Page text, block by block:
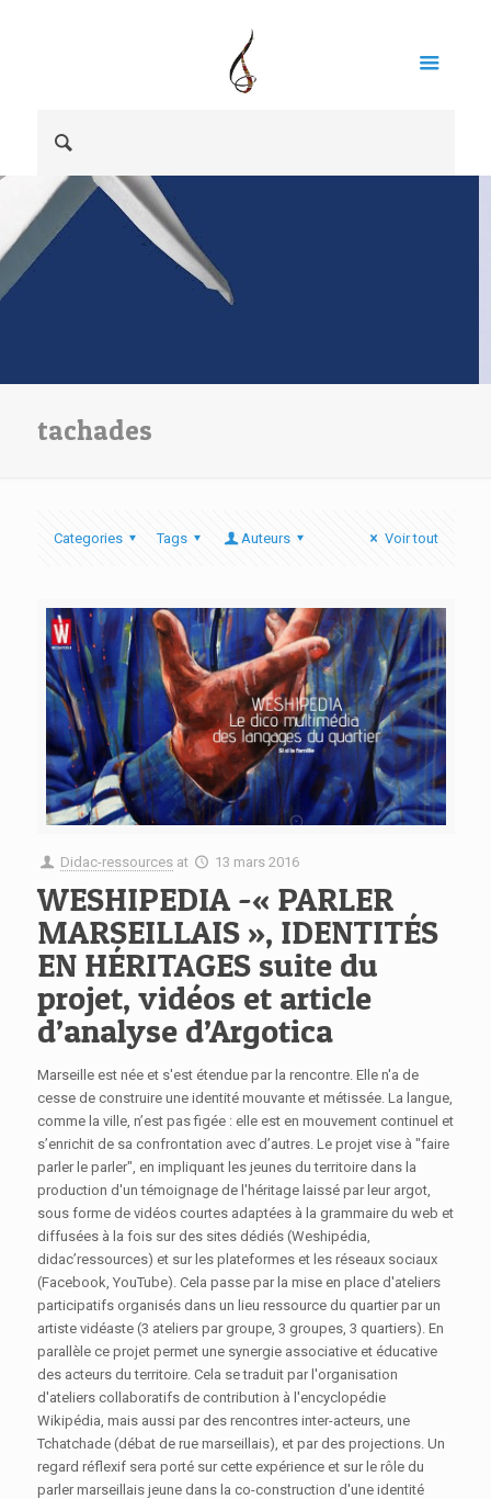
tachades
Categories Tags Auteurs Voir tout
Didac-ressources at 13 mars 2016
WESHIPEDIA -« PARLER
MARSEILLAIS », IDENTITÉS
EN HÉRITAGES suite du
projet, vidéos et article
d’analyse d’Argotica
Marseille est née et s'est étendue par la rencontre. Elle n'a de
cesse de construire une identité mouvante et métissée. La langue,
comme la ville, n’est pas figée : elle est en mouvement continuel et
s’enrichit de sa confrontation avec d’autres. Le projet vise à "faire
parler le parler", en impliquant les jeunes du territoire dans la
production d'un témoignage de l'héritage laissé par leur argot,
sous forme de vidéos courtes adaptées à la grammaire du web et
diffusées à la fois sur des sites dédiés (Weshipédia,
didac’ressources) et sur les plateformes et les réseaux sociaux
(Facebook, YouTube). Cela passe par la mise en place d'ateliers
participatifs organisés dans un lieu ressource du quartier par un
artiste vidéaste (3 ateliers par groupe, 3 groupes, 3 quartiers). En
parallèle ce projet permet une synergie associative et éducative
des acteurs du territoire. Cela se traduit par l'organisation
d'ateliers collaboratifs de contribution à l'encyclopédie
Wikipédia, mais aussi par des rencontres inter-acteurs, une
Tchatchade (débat de rue marseillais), et par des projections. Un
regard réflexif sera porté sur cette expérience et sur le rôle du
parler marseillais jeune dans la co-construction d'une identité